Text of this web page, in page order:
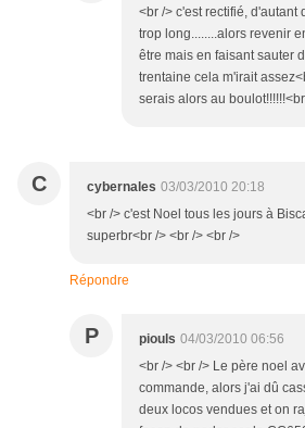
<br /> c'est rectifié, d'autant
trop long........alors revenir
être mais en faisant sauter
trentaine cela m'irait
serais alors au
C cybernales 03/03/2010 20:18
<br /> c'est Noel tous les jours à
superbr<br /> <br /> <br />
Répondre
P piouls 04/03/2010 06:56
<br /> <br /> Le père noel
commande, alors j'ai dû
deux locos vendues et on